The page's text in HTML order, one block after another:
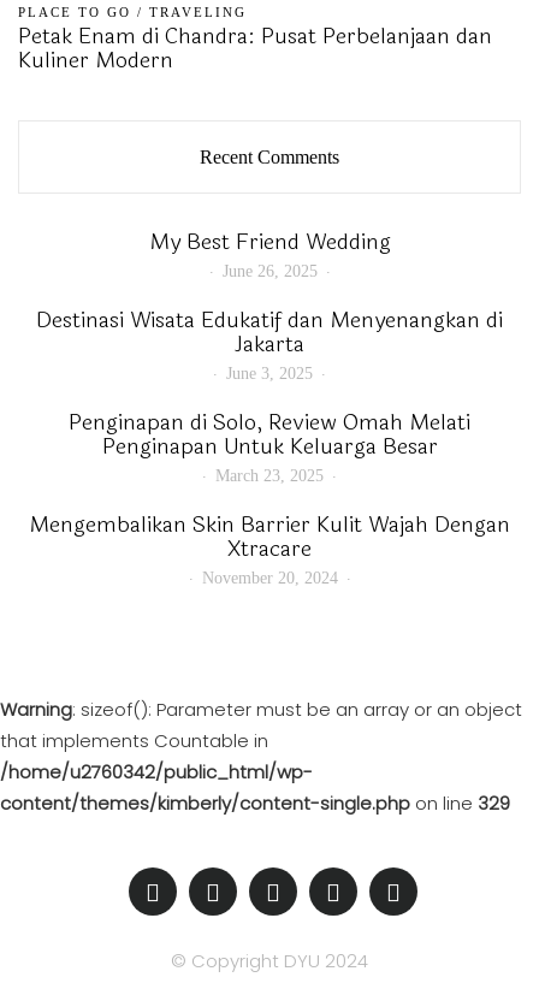
PLACE TO GO / TRAVELING
Petak Enam di Chandra: Pusat Perbelanjaan dan
Kuliner Modern
Recent Comments
My Best Friend Wedding
June 26, 2025
Destinasi Wisata Edukatif dan Menyenangkan di
Jakarta
June 3, 2025
Penginapan di Solo, Review Omah Melati
Penginapan Untuk Keluarga Besar
March 23, 2025
Mengembalikan Skin Barrier Kulit Wajah Dengan
Xtracare
November 20, 2024
Warning: sizeof(): Parameter must be an array or an object
that implements Countable in
/home/u2760342/public_html/wp-
content/themes/kimberly/content-single.php on line 329
© Copyright DYU 2024